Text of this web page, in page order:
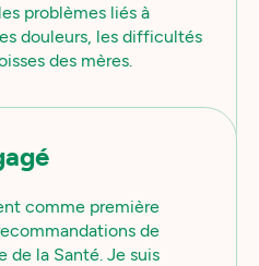
problèmes liés à
douleurs, les difficultés
des mères.
comme première
de
de la Santé. Je suis